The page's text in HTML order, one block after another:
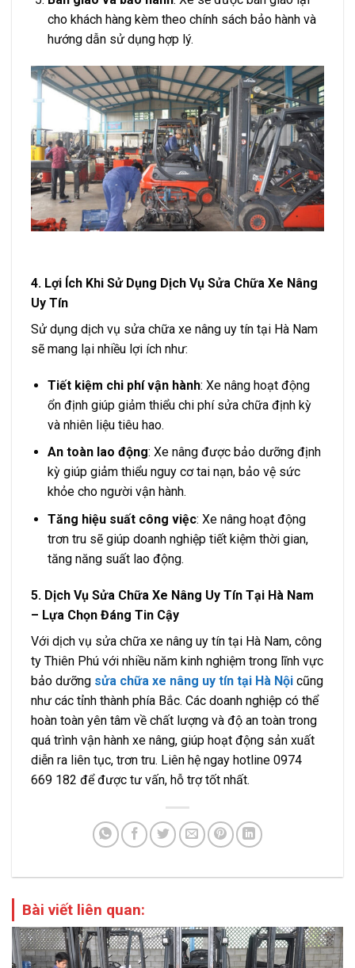
cho khách hàng kèm theo chính sách bảo hành và
hướng dẫn sử dụng hợp lý.
4. Lợi Ích Khi Sử Dụng Dịch Vụ Sửa Chữa Xe Nâng
Uy Tín
Sử dụng dịch vụ sửa chữa xe nâng uy tín tại Hà Nam
sẽ mang lại nhiều lợi ích như:
Tiết kiệm chi phí vận hành: Xe nâng hoạt động
ổn định giúp giảm thiểu chi phí sửa chữa định kỳ
và nhiên liệu tiêu hao.
An toàn lao động: Xe nâng được bảo dưỡng định
kỳ giúp giảm thiểu nguy cơ tai nạn, bảo vệ sức
khỏe cho người vận hành.
Tăng hiệu suất công việc: Xe nâng hoạt động
trơn tru sẽ giúp doanh nghiệp tiết kiệm thời gian,
tăng năng suất lao động.
5. Dịch Vụ Sửa Chữa Xe Nâng Uy Tín Tại Hà Nam
– Lựa Chọn Đáng Tin Cậy
Với dịch vụ sửa chữa xe nâng uy tín tại Hà Nam, công
ty Thiên Phú với nhiều năm kinh nghiệm trong lĩnh vực
bảo dưỡng sửa chữa xe nâng uy tín tại Hà Nội cũng
như các tỉnh thành phía Bắc. Các doanh nghiệp có thể
hoàn toàn yên tâm về chất lượng và độ an toàn trong
quá trình vận hành xe nâng, giúp hoạt động sản xuất
diễn ra liên tục, trơn tru. Liên hệ ngay hotline 0974
669 182 để được tư vấn, hỗ trợ tốt nhất.
Bài viết liên quan: